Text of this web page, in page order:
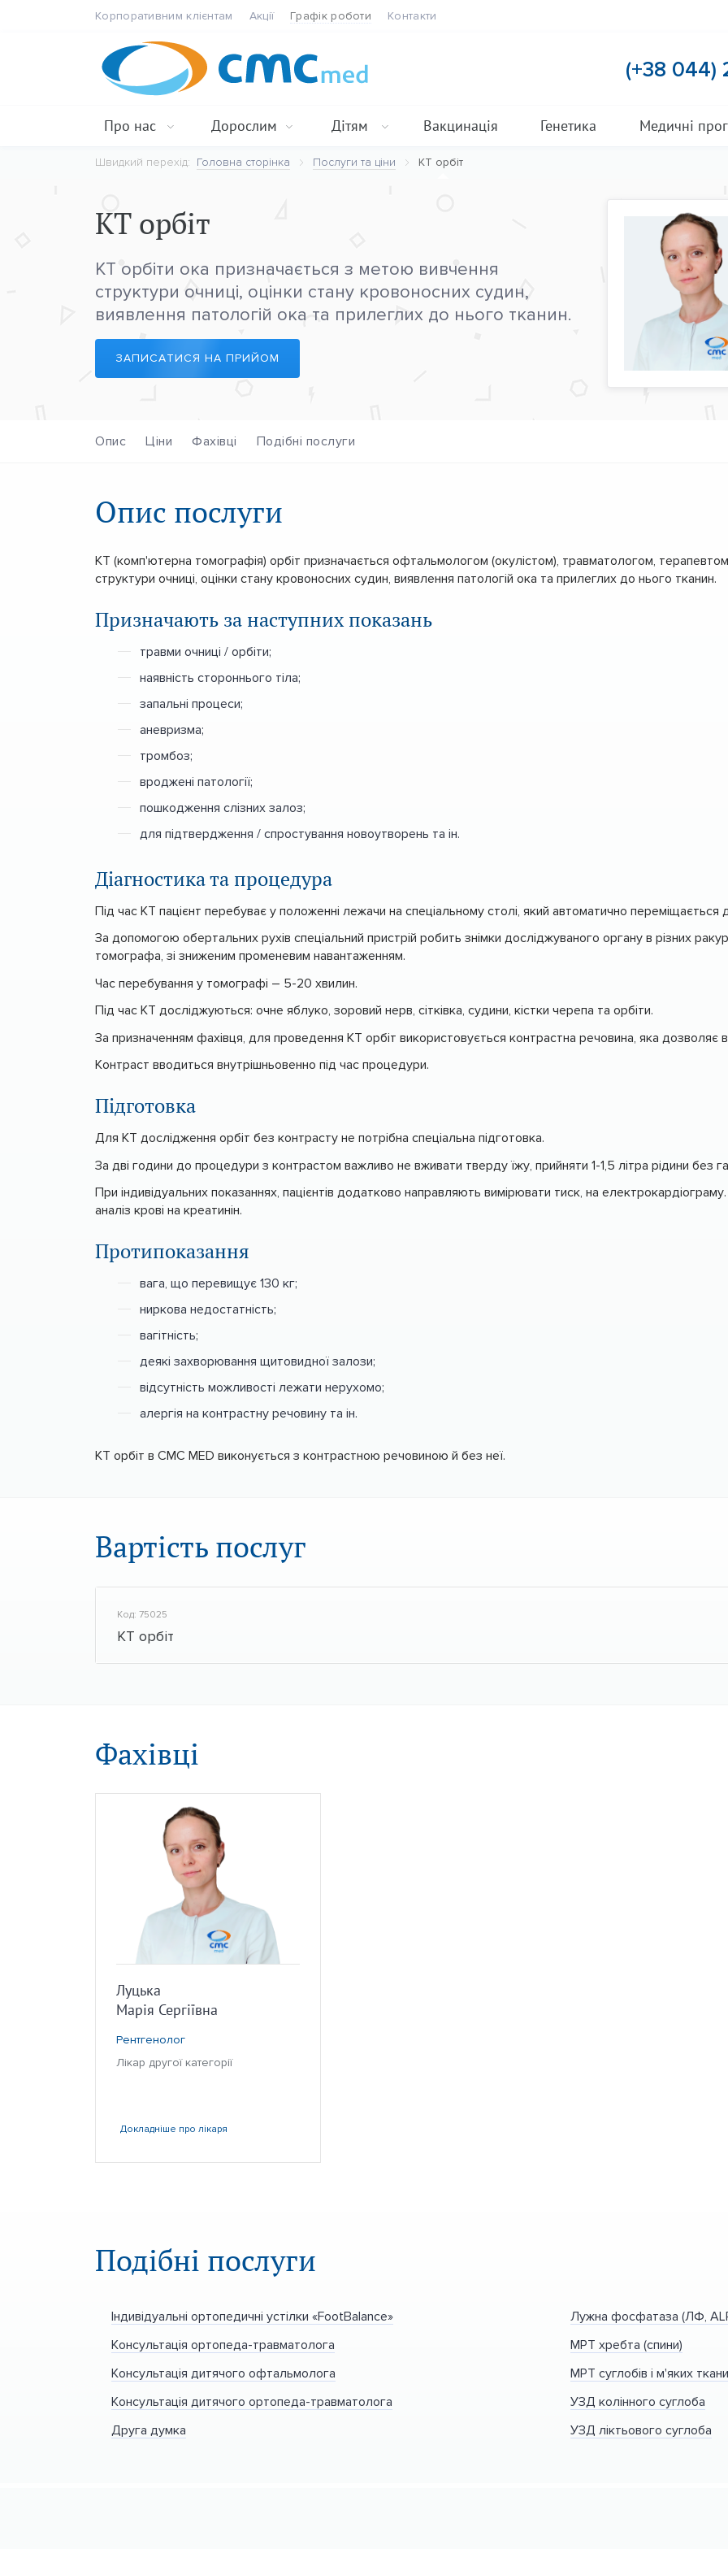
Корпоративним клієнтам Акції Графік роботи Контакти
(+38 044)
Про нас Дорослим Дітям Вакцинація Генетика Медичні
Швидкий перехід: Головна сторінка Послуги та ціни КТ орбіт
КТ орбіт
КТ орбіти ока призначається з метою вивчення
структури очниці, оцінки стану кровоносних судин,
виявлення патологій ока та прилеглих до нього тканин.
ЗАПИСАТИСЯ НА ПРИЙОМ
Опис Ціни Фахівці Подібні послуги
Опис послуги
КТ (комп'ютерна томографія) орбіт призначається офтальмологом (окулістом), травматологом,
структури очниці, оцінки стану кровоносних судин, виявлення патологій ока та прилеглих до нього тканин.
Призначають за наступних показань
травми очниці / орбіти;
наявність стороннього тіла;
запальні процеси;
аневризма;
тромбоз;
вроджені патології;
пошкодження слізних залоз;
для підтвердження / спростування новоутворень та ін.
Діагностика та процедура
Під час КТ пацієнт перебуває у положенні лежачи на спеціальному столі, який автоматично переміщається
За допомогою обертальних рухів спеціальний пристрій робить знімки досліджуваного органу в різних
томографа, зі зниженим променевим навантаженням.
Час перебування у томографі – 5-20 хвилин.
Під час КТ досліджуються: очне яблуко, зоровий нерв, сітківка, судини, кістки черепа та орбіти.
За призначенням фахівця, для проведення КТ орбіт використовується контрастна речовина, яка дозволяє
Контраст вводиться внутрішньовенно під час процедури.
Підготовка
Для КТ дослідження орбіт без контрасту не потрібна спеціальна підготовка.
За дві години до процедури з контрастом важливо не вживати тверду їжу, прийняти 1-1,5 літра рідини без
При індивідуальних показаннях, пацієнтів додатково направляють вимірювати тиск, на
аналіз крові на креатинін.
Протипоказання
вага, що перевищує 130 кг;
ниркова недостатність;
вагітність;
деякі захворювання щитовидної залози;
відсутність можливості лежати нерухомо;
алергія на контрастну речовину та ін.
КТ орбіт в CMC MED виконується з контрастною речовиною й без неї.
Вартість послуг
Код: 75025
КТ орбіт
Фахівці
Луцька
Марія Сергіївна
Рентгенолог
Лікар другої категорії
Докладніше про лікаря
Подібні послуги
Індивідуальні ортопедичні устілки «FootBalance»
Консультація ортопеда-травматолога
Консультація дитячого офтальмолога
Консультація дитячого ортопеда-травматолога
Друга думка
Лужна фосфатаза (ЛФ,
МРТ хребта (спини)
МРТ суглобів і м'яких
УЗД колінного суглоба
УЗД ліктьового суглоба